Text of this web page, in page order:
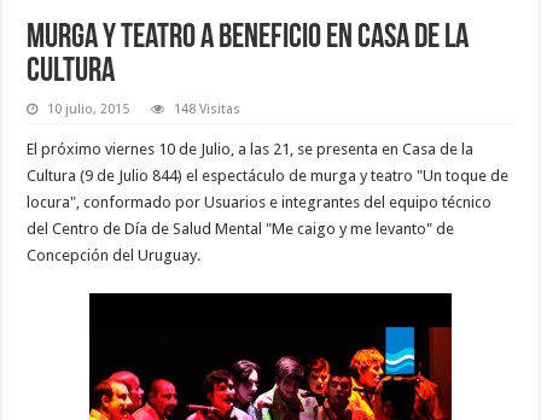
Murga y teatro a beneficio en Casa de la
Cultura
10 julio, 2015 148 Visitas
El próximo viernes 10 de Julio, a las 21, se presenta en Casa de la
Cultura (9 de Julio 844) el espectáculo de murga y teatro "Un toque de
locura", conformado por Usuarios e integrantes del equipo técnico
del Centro de Día de Salud Mental "Me caigo y me levanto" de
Concepción del Uruguay.